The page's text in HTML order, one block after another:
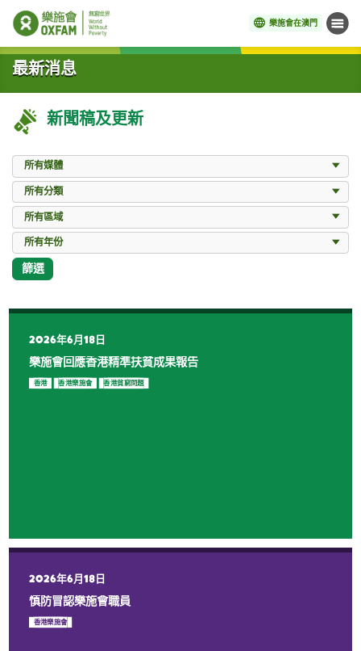
樂施會在澳門 目錄
開始主要內容
最新消息
新聞稿及更新
媒體
所有媒體
分類
所有分類
區域
所有區域
年份
所有年份
篩選
2026年6月18日
樂施會回應香港精準扶貧成果報告
香港 香港樂施會 香港貧窮問題
2026年6月18日
慎防冒認樂施會職員
香港樂施會